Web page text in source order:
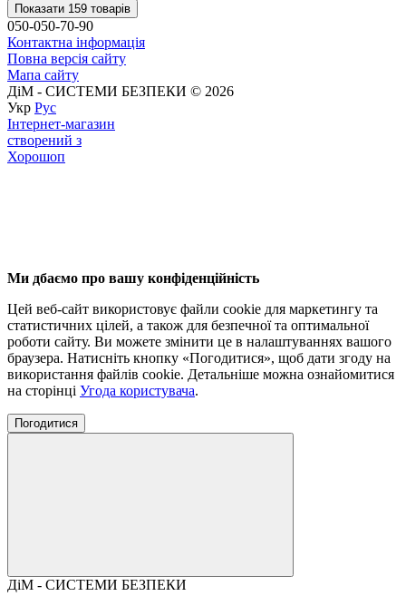
Показати 159 товарів
050-050-70-90
Контактна інформація
Повна версія сайту
Мапа сайту
ДіМ - СИСТЕМИ БЕЗПЕКИ © 2026
Укр Рус
Інтернет-магазин
створений з
Хорошоп
Ми дбаємо про вашу конфіденційність
Цей веб-сайт використовує файли cookie для маркетингу та
статистичних цілей, а також для безпечної та оптимальної
роботи сайту. Ви можете змінити це в налаштуваннях вашого
браузера. Натисніть кнопку «Погодитися», щоб дати згоду на
використання файлів cookie. Детальніше можна ознайомитися
на сторінці Угода користувача.
Погодитися
ДіМ - СИСТЕМИ БЕЗПЕКИ